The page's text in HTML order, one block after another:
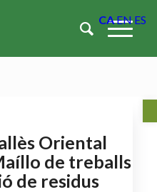
Oriental
de treballs
de residus
CAEN ES